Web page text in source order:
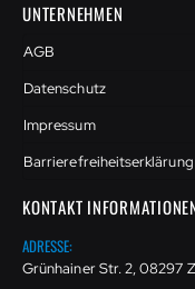
UNTERNEHMEN
AGB
Datenschutz
Impressum
Barrierefreiheitserklärung
KONTAKT
ADRESSE:
Grünhainer Str. 2, 08297